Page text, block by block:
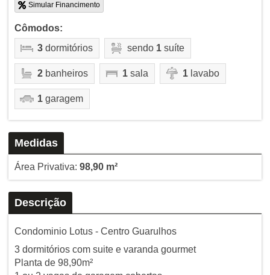
Simular Financimento
Cômodos:
3dormitórios sendo 1suíte
2banheiros 1sala 1lavabo
1garagem
Medidas
Área Privativa: 98,90 m²
Descrição
Condominio Lotus - Centro Guarulhos
3 dormitórios com suite e varanda gourmet
Planta de 98,90m²